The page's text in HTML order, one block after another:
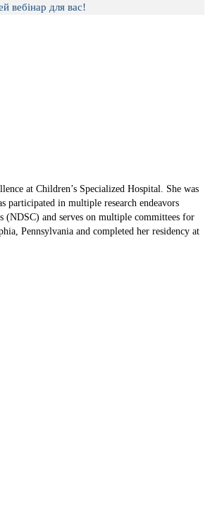
вебінар для вас!
at Children’s Specialized Hospital. She was
participated in multiple research endeavors
(NDSC) and serves on multiple committees for
Pennsylvania and completed her residency at